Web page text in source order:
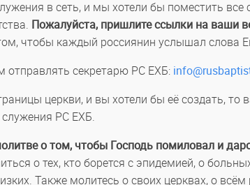
в сеть, и мы хотели бы поместить все
Пожалуйста, пришлите ссылки на ваши
чтобы каждый россиянин услышал слова
секретарю РС ЕХБ:
церкви, и вы хотели бы её создать,
РС ЕХБ.
о том, чтобы Господь помиловал и
о тех, кто борется с эпидемией, о
Также молитесь о своих церквах, о